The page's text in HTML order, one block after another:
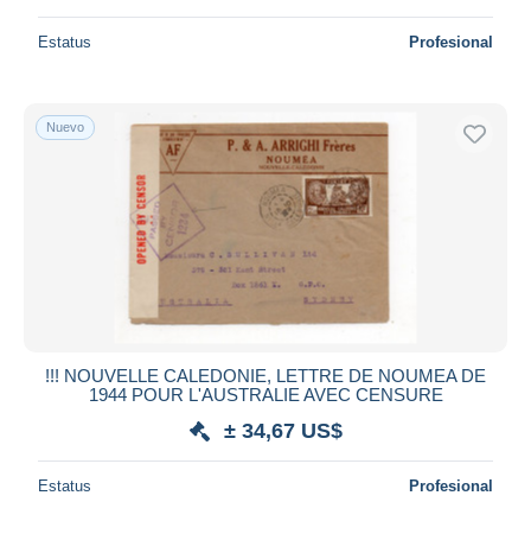
Estatus Profesional
Nuevo
!!! NOUVELLE CALEDONIE, LETTRE DE NOUMEA DE
1944 POUR L'AUSTRALIE AVEC CENSURE
± 34,67 US$
Estatus Profesional